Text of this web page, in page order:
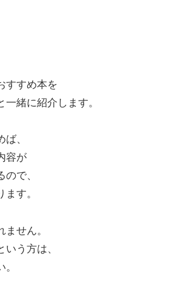
すすめ本を
緒に紹介します。
、
容が
で、
す。
せん。
う方は、